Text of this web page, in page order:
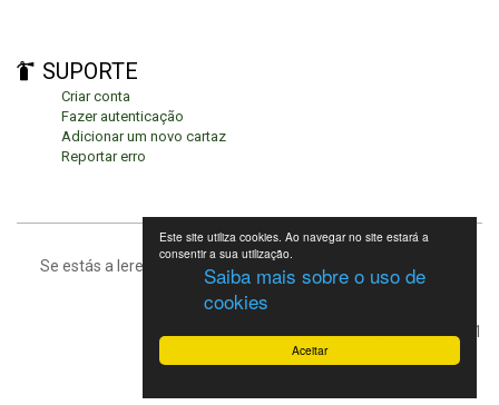
Este site utiliza cookies. Ao navegar no site estará a
consentir a sua utilização.
Saiba mais sobre o uso de
cookies
Aceitar
SUPORTE
Criar conta
Fazer autenticação
Adicionar um novo cartaz
Reportar erro
Se estás a leres isto, significa que estás no fundo da página.
Festivais de Verão 2021